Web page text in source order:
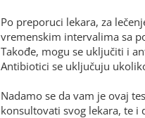
Po preporuci lekara, za
vremenskim intervalima sa
Takođe, mogu se uključiti i
Antibiotici se uključuju
Nadamo se da vam je ovaj
konsultovati svog lekara, te i